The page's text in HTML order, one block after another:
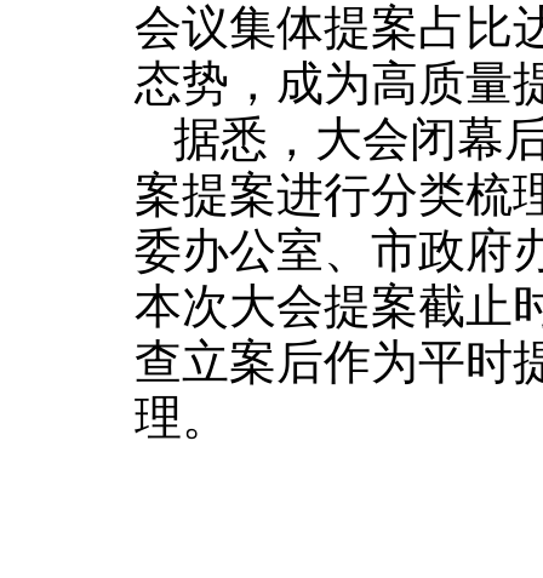
会议集体提案占比
态势，成为高质量
据悉，大会闭幕
案提案进行分类梳
委办公室、市政府
本次大会提案截止
查立案后作为平时
理。